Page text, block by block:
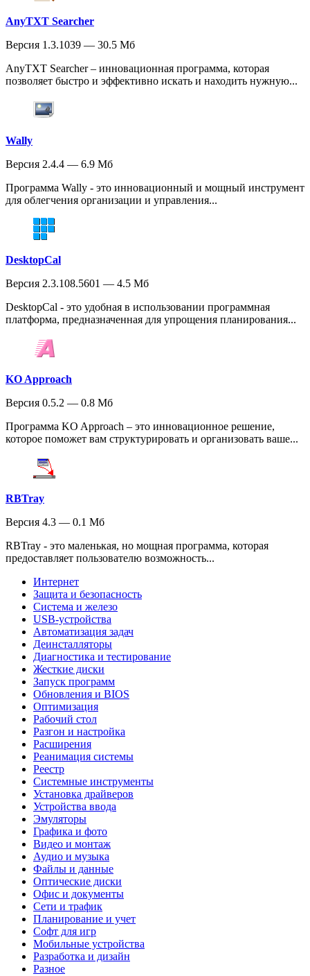
AnyTXT Searcher
Версия 1.3.1039 — 30.5 Мб
AnyTXT Searcher – инновационная программа, которая
позволяет быстро и эффективно искать и находить нужную...
Wally
Версия 2.4.4 — 6.9 Мб
Программа Wally - это инновационный и мощный инструмент
для облегчения организации и управления...
DesktopCal
Версия 2.3.108.5601 — 4.5 Мб
DesktopCal - это удобная в использовании программная
платформа, предназначенная для упрощения планирования...
KO Approach
Версия 0.5.2 — 0.8 Мб
Программа KO Approach – это инновационное решение,
которое поможет вам структурировать и организовать ваше...
RBTray
Версия 4.3 — 0.1 Мб
RBTray - это маленькая, но мощная программа, которая
предоставляет пользователю возможность...
Интернет
Защита и безопасность
Система и железо
USB-устройства
Автоматизация задач
Деинсталляторы
Диагностика и тестирование
Жесткие диски
Запуск программ
Обновления и BIOS
Оптимизация
Рабочий стол
Разгон и настройка
Расширения
Реанимация системы
Реестр
Системные инструменты
Установка драйверов
Устройства ввода
Эмуляторы
Графика и фото
Видео и монтаж
Аудио и музыка
Файлы и данные
Оптические диски
Офис и документы
Сети и трафик
Планирование и учет
Софт для игр
Мобильные устройства
Разработка и дизайн
Разное